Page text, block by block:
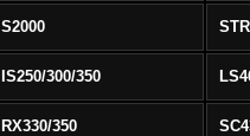
S2000
IS250/300/350
RX330/350